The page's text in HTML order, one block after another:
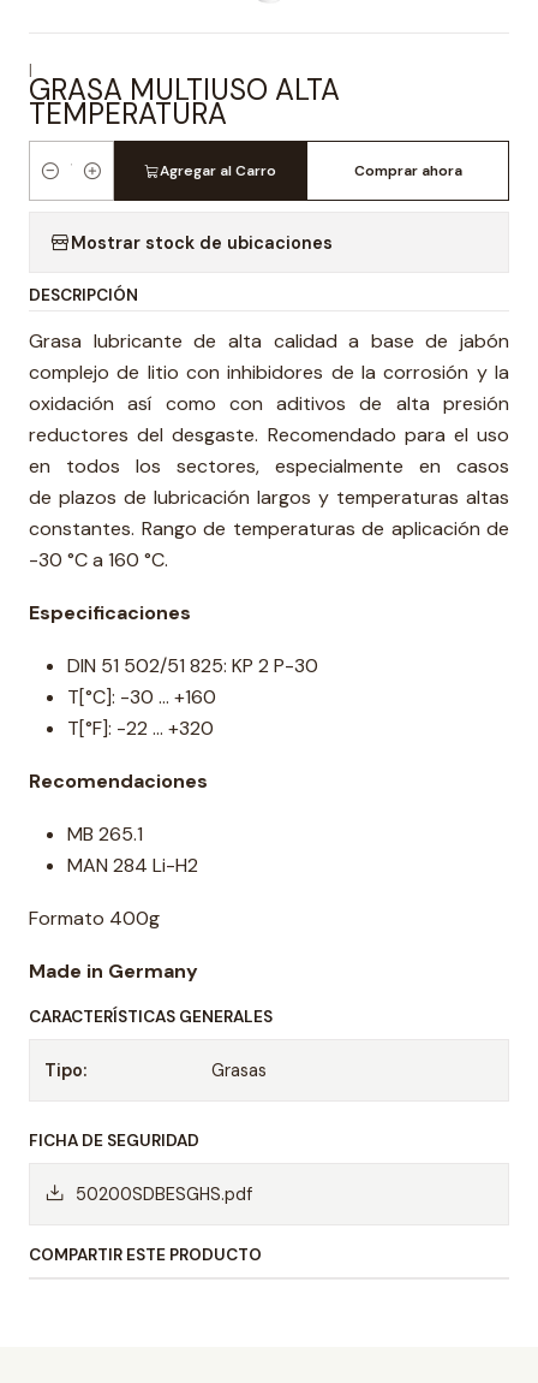
|
GRASA MULTIUSO ALTA
TEMPERATURA
Cantidad
Agregar al Carro Comprar ahora
Mostrar stock de ubicaciones
DESCRIPCIÓN
Grasa lubricante de alta calidad a base de jabón
complejo de litio con inhibidores de la corrosión y la
oxidación así como con aditivos de alta presión
reductores del desgaste. Recomendado para el uso
en todos los sectores, especialmente en casos
de plazos de lubricación largos y temperaturas altas
constantes. Rango de temperaturas de aplicación de
-30 °C a 160 °C.
Especificaciones
DIN 51 502/51 825: KP 2 P-30
T[°C]: -30 ... +160
T[°F]: -22 ... +320
Recomendaciones
MB 265.1
MAN 284 Li-H2
Formato 400g
Made in Germany
CARACTERÍSTICAS GENERALES
Tipo: Grasas
FICHA DE SEGURIDAD
50200SDBESGHS.pdf
COMPARTIR ESTE PRODUCTO